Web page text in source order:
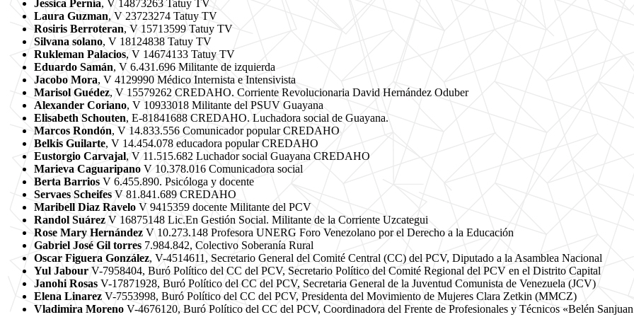
Jessica Pernía, V 14873263 Tatuy TV
Laura Guzman, V 23723274 Tatuy TV
Rosiris Berroteran, V 15713599 Tatuy TV
Silvana solano, V 18124838 Tatuy TV
Rukleman Palacios, V 14674133 Tatuy TV
Eduardo Samán, V 6.431.696 Militante de izquierda
Jacobo Mora, V 4129990 Médico Internista e Intensivista
Marisol Guédez, V 15579262 CREDAHO. Corriente Revolucionaria David Hernández Oduber
Alexander Coriano, V 10933018 Militante del PSUV Guayana
Elisabeth Schouten, E-81841688 CREDAHO. Luchadora social de Guayana.
Marcos Rondón, V 14.833.556 Comunicador popular CREDAHO
Belkis Guilarte, V 14.454.078 educadora popular CREDAHO
Eustorgio Carvajal, V 11.515.682 Luchador social Guayana CREDAHO
Marieva Caguaripano V 10.378.016 Comunicadora social
Berta Barrios V 6.455.890. Psicóloga y docente
Servaes Scheifes V 81.841.689 CREDAHO
Maribell Diaz Ravelo V 9415359 docente Militante del PCV
Randol Suárez V 16875148 Lic.En Gestión Social. Militante de la Corriente Uzcategui
Rose Mary Hernández V 10.273.148 Profesora UNERG Foro Venezolano por el Derecho a la Educación
Gabriel José Gil torres 7.984.842, Colectivo Soberanía Rural
Oscar Figuera González, V-4514611, Secretario General del Comité Central (CC) del PCV, Diputado a la Asamblea Nacional
Yul Jabour V-7958404, Buró Político del CC del PCV, Secretario Político del Comité Regional del PCV en el Distrito Capital
Janohi Rosas V-17871928, Buró Político del CC del PCV, Secretaria General de la Juventud Comunista de Venezuela (JCV)
Elena Linarez V-7553998, Buró Político del CC del PCV, Presidenta del Movimiento de Mujeres Clara Zetkin (MMCZ)
Vladimira Moreno V-4676120, Buró Político del CC del PCV, Coordinadora del Frente de Profesionales y Técnicos «Belén